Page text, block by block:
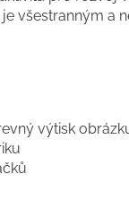
všestranným a
výtisk